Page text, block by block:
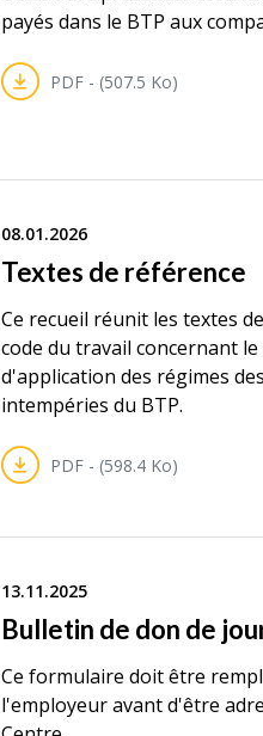
payés dans le BTP aux
PDF - (507.5 Ko)
08.01.2026
Textes de référence
Ce recueil réunit les textes
code du travail concernant
d'application des régimes
intempéries du BTP.
PDF - (598.4 Ko)
13.11.2025
Bulletin de don de
Ce formulaire doit être
l'employeur avant d'être